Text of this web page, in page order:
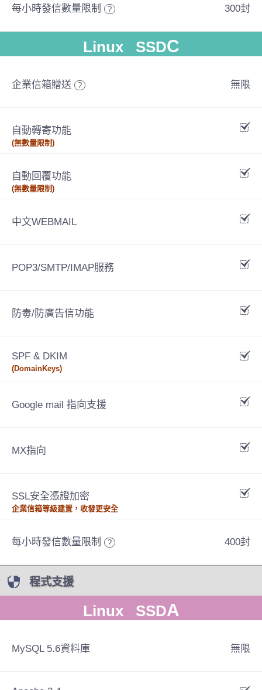
每小時發信數量限制 ? 300封
Linux SSDC
企業信箱贈送 ? 無限
自動轉寄功能
(無數量限制)
自動回覆功能
(無數量限制)
中文WEBMAIL
POP3/SMTP/IMAP服務
防毒/防廣告信功能
SPF & DKIM
(DomainKeys)
Google mail 指向支援
MX指向
SSL安全憑證加密
企業信箱等級建置，收發更安全
每小時發信數量限制 ? 400封
程式支援
Linux SSDA
MySQL 5.6資料庫 無限